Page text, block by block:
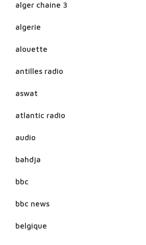
alger chaine 3
algerie
alouette
antilles radio
aswat
atlantic radio
audio
bahdja
bbc
bbc news
belgique